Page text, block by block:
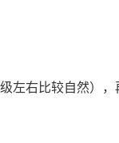
左右比较自然）